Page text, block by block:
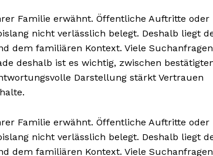
Familie erwähnt. Öffentliche Auftritte oder
nicht verlässlich belegt. Deshalb liegt
dem familiären Kontext. Viele Suchanfragen
deshalb ist es wichtig, zwischen
Darstellung stärkt Vertrauen
Familie erwähnt. Öffentliche Auftritte oder
nicht verlässlich belegt. Deshalb liegt
dem familiären Kontext. Viele Suchanfragen